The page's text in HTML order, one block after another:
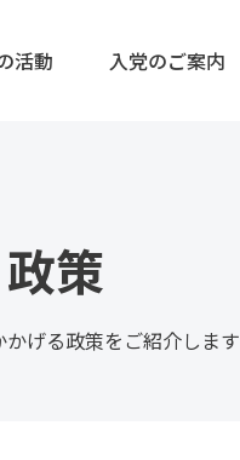
活動 入党のご案内
政策
かげる政策をご紹介します